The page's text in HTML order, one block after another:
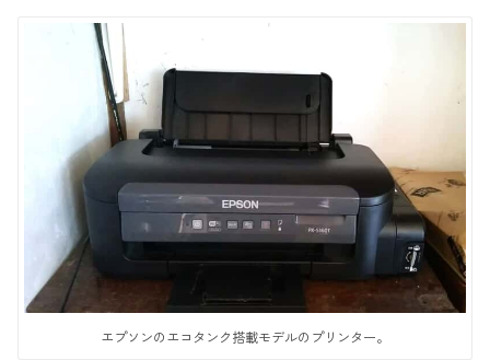
エプソンのエコタンク搭載モデルのプリンター。